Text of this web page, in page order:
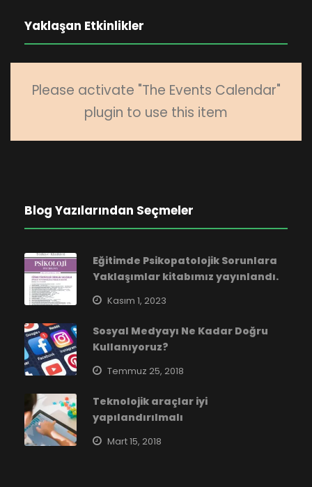
Yaklaşan Etkinlikler
Please activate "The Events Calendar"
plugin to use this item
Blog Yazılarından Seçmeler
Eğitimde Psikopatolojik Sorunlara
Yaklaşımlar kitabımız yayınlandı.
Kasım 1, 2023
Sosyal Medyayı Ne Kadar Doğru
Kullanıyoruz?
Temmuz 25, 2018
Teknolojik araçlar iyi
yapılandırılmalı
Mart 15, 2018